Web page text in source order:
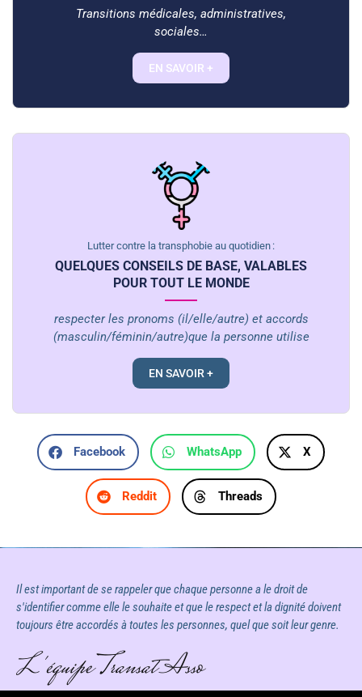
Transitions médicales, administratives,
sociales…
EN SAVOIR +
Lutter contre la transphobie au quotidien :
QUELQUES CONSEILS DE BASE, VALABLES
POUR TOUT LE MONDE
respecter les pronoms (il/elle/autre) et accords
(masculin/féminin/autre)que la personne utilise
EN SAVOIR +
Facebook WhatsApp X
Reddit Threads
Il est important de se rappeler que chaque personne a le droit de
s'identifier comme elle le souhaite et que le respect et la dignité doivent
toujours être accordés à toutes les personnes, quel que soit leur genre.
L'équipe Transat Asso